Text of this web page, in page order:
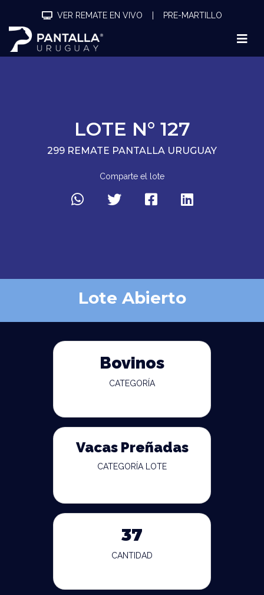
VER REMATE EN VIVO PRE-MARTILLO
LOTE N° 127
299 REMATE PANTALLA URUGUAY
Comparte el lote
Lote Abierto
Bovinos
CATEGORÍA
Vacas Preñadas
CATEGORÍA LOTE
37
CANTIDAD